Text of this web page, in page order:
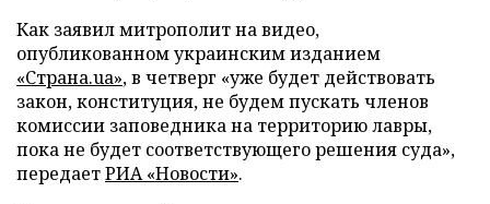
Как заявил митрополит на видео,
опубликованном украинским изданием
«Страна.ua», в четверг «уже будет действовать
закон, конституция, не будем пускать членов
комиссии заповедника на территорию лавры,
пока не будет соответствующего решения суда»,
передаетРИА «Новости».